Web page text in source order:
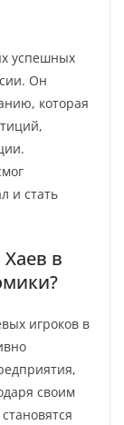
успешных
Он
которая
и стать
в
игроков в
своим